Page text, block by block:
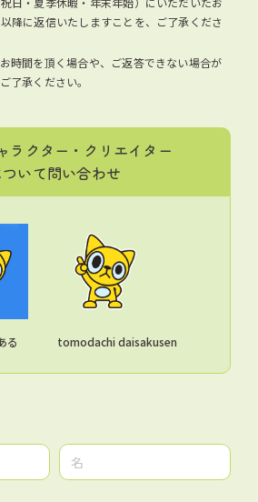
降に返信いたしますことを、ご了承くださ
時間を頂く場合や、ご返答できない場合が
了承ください。
ラクター・クリエイター
ついて問い合わせ
る tomodachi daisakusen